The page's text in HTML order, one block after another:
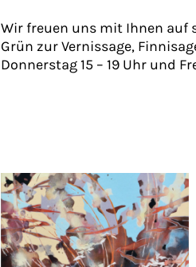
Wir freuen uns mit Ihnen auf
Grün zur Vernissage,
Donnerstag 15 – 19 Uhr und